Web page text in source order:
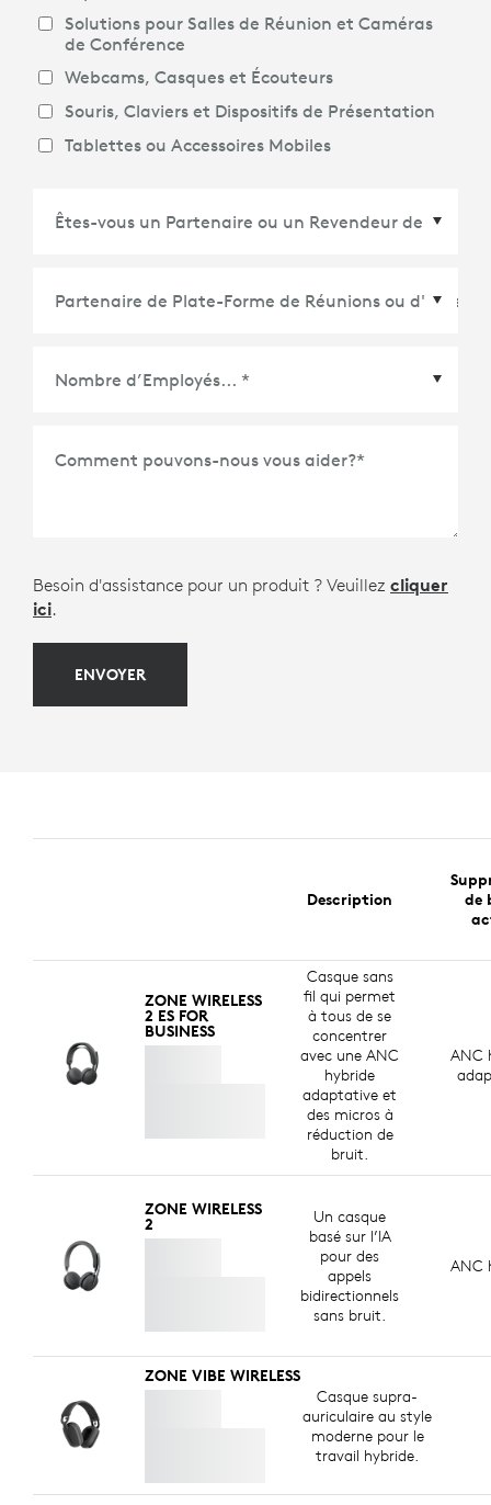
Solutions pour Salles de Réunion et Caméras
de Conférence
Webcams, Casques et Écouteurs
Souris, Claviers et Dispositifs de Présentation
Tablettes ou Accessoires Mobiles
Partenaire de Plate-Forme de Réunions ou
d'Écosystème
Comment pouvons-nous vous aider?*
Besoin d'assistance pour un produit ? Veuillez cliquer
ici.
ENVOYER
Description
de
ZONE WIRELESS
2 ES FOR
BUSINESS
Casque sans
fil qui permet
à tous de se
concentrer
avec une ANC
hybride
adaptative et
des micros à
réduction de
bruit.
ANC
ZONE WIRELESS
2
Un casque
basé sur l’IA
pour des
appels
bidirectionnels
sans bruit.
ANC
ZONE VIBE WIRELESS
Casque supra-
auriculaire au style
moderne pour le
travail hybride.